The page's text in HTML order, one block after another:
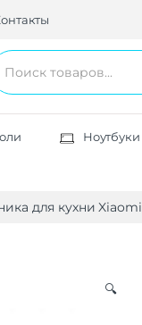
Ноутбуки
для кухни Xiaomi
🔍